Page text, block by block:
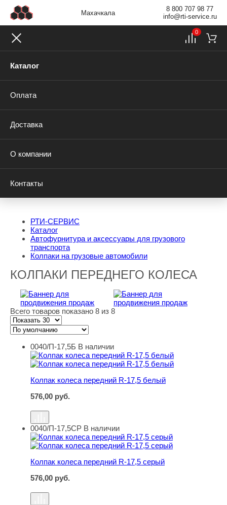
Махачкала
8 800 707 98 77
info@rti-service.ru
Каталог
Оплата
Доставка
О компании
Контакты
0
РТИ-СЕРВИС
Каталог
Автофурнитура и аксессуары для грузового
транспорта
Колпаки на грузовые автомобили
КОЛПАКИ ПЕРЕДНЕГО КОЛЕСА
Всего товаров показано 8 из 8
Колпак колеса передний R-17,5 белый
0040/П-17,5Б В наличии
Колпак колеса передний R-17,5 белый
576,00 руб.
Колпак колеса передний R-17,5 серый
0040/П-17,5СР В наличии
Колпак колеса передний R-17,5 серый
576,00 руб.